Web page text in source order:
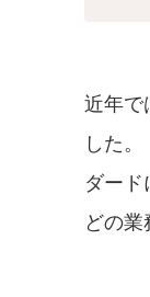
近年で
した
ダー
どの